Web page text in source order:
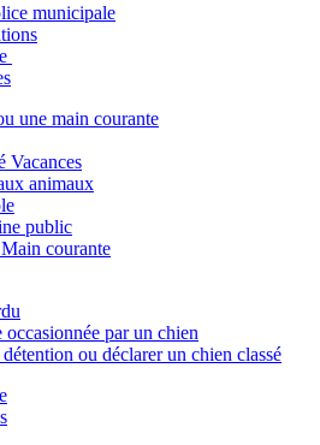
municipale
une main courante
Vacances
animaux
public
courante
par un chien
ou déclarer un chien classé